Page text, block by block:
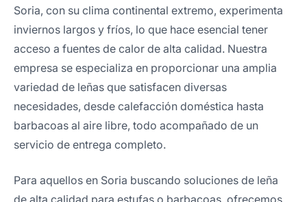
Soria, con su clima continental extremo, experimenta
inviernos largos y fríos, lo que hace esencial tener
acceso a fuentes de calor de alta calidad. Nuestra
empresa se especializa en proporcionar una amplia
variedad de leñas que satisfacen diversas
necesidades, desde calefacción doméstica hasta
barbacoas al aire libre, todo acompañado de un
servicio de entrega completo.
Para aquellos en Soria buscando soluciones de leña
de alta calidad para estufas o barbacoas, ofrecemos